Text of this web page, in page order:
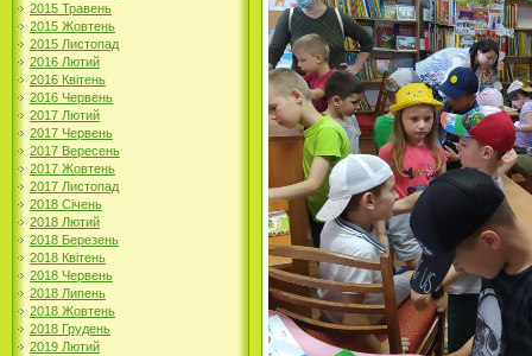
2015 Травень
2015 Жовтень
2015 Листопад
2016 Лютий
2016 Квітень
2016 Червень
2017 Лютий
2017 Червень
2017 Вересень
2017 Жовтень
2017 Листопад
2018 Січень
2018 Лютий
2018 Березень
2018 Квітень
2018 Червень
2018 Липень
2018 Жовтень
2018 Грудень
2019 Лютий